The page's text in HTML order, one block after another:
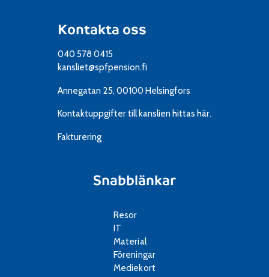
Kontakta oss
040 578 0415
kansliet@spfpension.fi
Annegatan 25, 00100 Helsingfors
Kontaktuppgifter till kanslien hittas här.
Fakturering
Snabblänkar
Resor
IT
Material
Föreningar
Mediekort